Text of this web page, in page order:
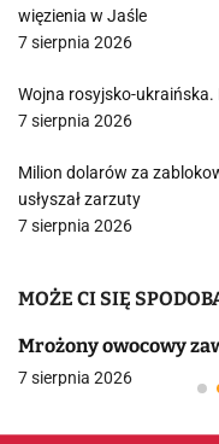
więzienia w Jaśle
7 sierpnia 2026
Wojna rosyjsko-
7 sierpnia 2026
Milion dolarów za
usłyszał zarzuty
7 sierpnia 2026
MOŻE CI SIĘ
Mrożony owocowy
7 sierpnia 2026